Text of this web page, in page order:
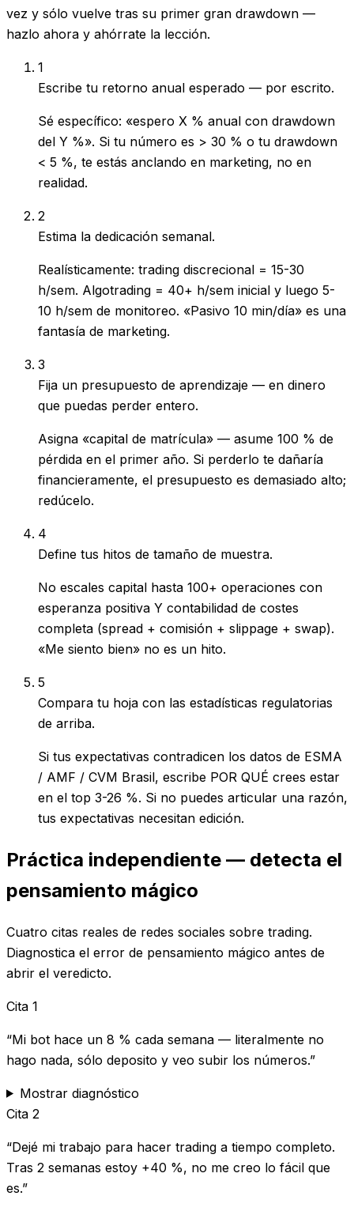
vez y sólo vuelve tras su primer gran drawdown —
hazlo ahora y ahórrate la lección.
1
Escribe tu retorno anual esperado — por escrito.
Sé específico: «espero X % anual con drawdown
del Y %». Si tu número es > 30 % o tu drawdown
< 5 %, te estás anclando en marketing, no en
realidad.
2
Estima la dedicación semanal.
Realísticamente: trading discrecional = 15-30
h/sem. Algotrading = 40+ h/sem inicial y luego 5-
10 h/sem de monitoreo. «Pasivo 10 min/día» es una
fantasía de marketing.
3
Fija un presupuesto de aprendizaje — en dinero
que puedas perder entero.
Asigna «capital de matrícula» — asume 100 % de
pérdida en el primer año. Si perderlo te dañaría
financieramente, el presupuesto es demasiado alto;
redúcelo.
4
Define tus hitos de tamaño de muestra.
No escales capital hasta 100+ operaciones con
esperanza positiva Y contabilidad de costes
completa (spread + comisión + slippage + swap).
«Me siento bien» no es un hito.
5
Compara tu hoja con las estadísticas regulatorias
de arriba.
Si tus expectativas contradicen los datos de ESMA
/ AMF / CVM Brasil, escribe POR QUÉ crees estar
en el top 3-26 %. Si no puedes articular una razón,
tus expectativas necesitan edición.
Práctica independiente — detecta el
pensamiento mágico
Cuatro citas reales de redes sociales sobre trading.
Diagnostica el error de pensamiento mágico antes de
abrir el veredicto.
Cita 1
“Mi bot hace un 8 % cada semana — literalmente no
hago nada, sólo deposito y veo subir los números.”
Mostrar diagnóstico
Cita 2
“Dejé mi trabajo para hacer trading a tiempo completo.
Tras 2 semanas estoy +40 %, no me creo lo fácil que
es.”